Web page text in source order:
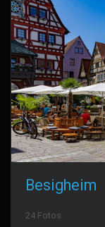
Besigheim
24 Fotos